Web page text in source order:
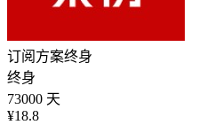
订阅方案终身
终身
73000 天
¥18.8